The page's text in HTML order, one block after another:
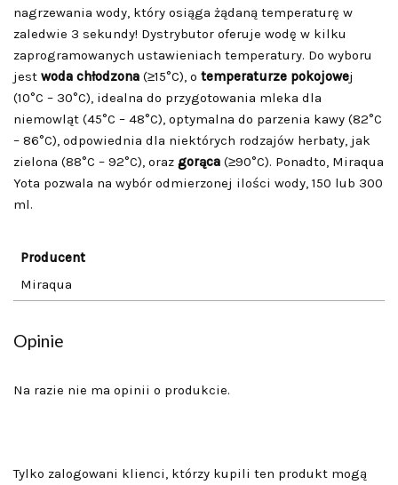
nagrzewania wody, który osiąga żądaną temperaturę w
zaledwie 3 sekundy! Dystrybutor oferuje wodę w kilku
zaprogramowanych ustawieniach temperatury. Do wyboru
jest woda chłodzona (≥15°C), o temperaturze pokojowej
(10°C – 30°C), idealna do przygotowania mleka dla
niemowląt (45°C – 48°C), optymalna do parzenia kawy (82°C
– 86°C), odpowiednia dla niektórych rodzajów herbaty, jak
zielona (88°C – 92°C), oraz gorąca (≥90°C). Ponadto, Miraqua
Yota pozwala na wybór odmierzonej ilości wody, 150 lub 300
ml.
Producent
Miraqua
Opinie
Na razie nie ma opinii o produkcie.
Tylko zalogowani klienci, którzy kupili ten produkt mogą